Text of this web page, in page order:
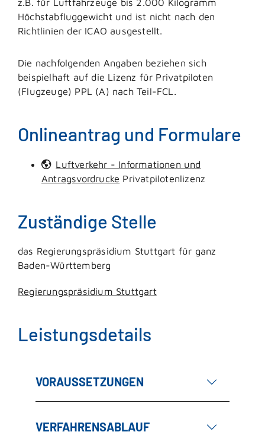
Höchstabfluggewicht und ist nicht nach den
Richtlinien der ICAO ausgestellt.
Die nachfolgenden Angaben beziehen sich
beispielhaft auf die Lizenz für Privatpiloten
(Flugzeuge) PPL (A) nach Teil-FCL.
Onlineantrag und Formulare
Luftverkehr - Informationen und
Antragsvordrucke Privatpilotenlizenz
Zuständige Stelle
das Regierungspräsidium Stuttgart für ganz
Baden-Württemberg
Regierungspräsidium Stuttgart
Leistungsdetails
VORAUSSETZUNGEN
VERFAHRENSABLAUF